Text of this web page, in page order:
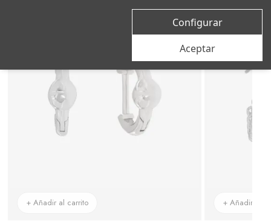
+ Añadir al carrito + Añadir al
Configurar
Aceptar